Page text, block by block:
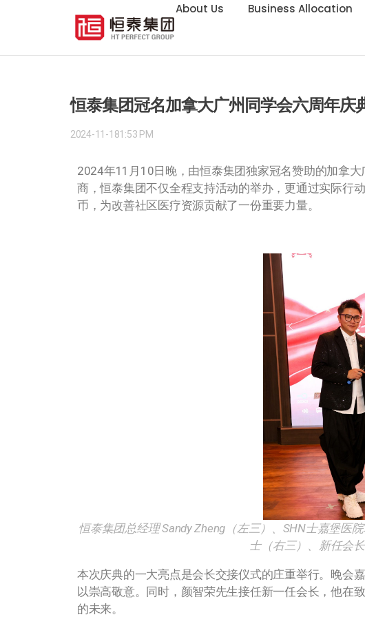
About Us Business Allocation
恒泰集团冠名加拿大广州同学会六周年
2024-11-181:53 PM
2024年11月10日晚，由恒泰集团独家冠名赞助的加拿
商，恒泰集团不仅全程支持活动的举办，更通过实际行
币，为改善社区医疗资源贡献了一份重要力量。
恒泰集团总经理 Sandy Zheng（左三）、SHN士嘉堡医
士（右三）、新任会
本次庆典的一大亮点是会长交接仪式的庄重举行。晚会
以崇高敬意。同时，颜智荣先生接任新一任会长，他在
的未来。